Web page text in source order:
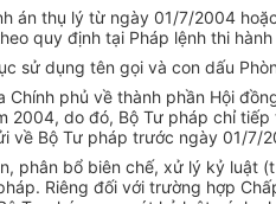
án thụ lý từ ngày 01/7/2004
quy định tại Pháp lệnh thi
sử dụng tên gọi và con dấu
Chính phủ về thành phần Hội
2004, do đó, Bộ Tư pháp chỉ
về Bộ Tư pháp trước ngày 01/7/
phân bổ biên chế, xử lý kỷ luật
Riêng đối với trường hợp